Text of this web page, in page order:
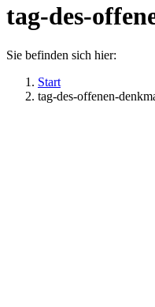
tag-des-
Sie befinden sich hier:
Start
tag-des-offenen-